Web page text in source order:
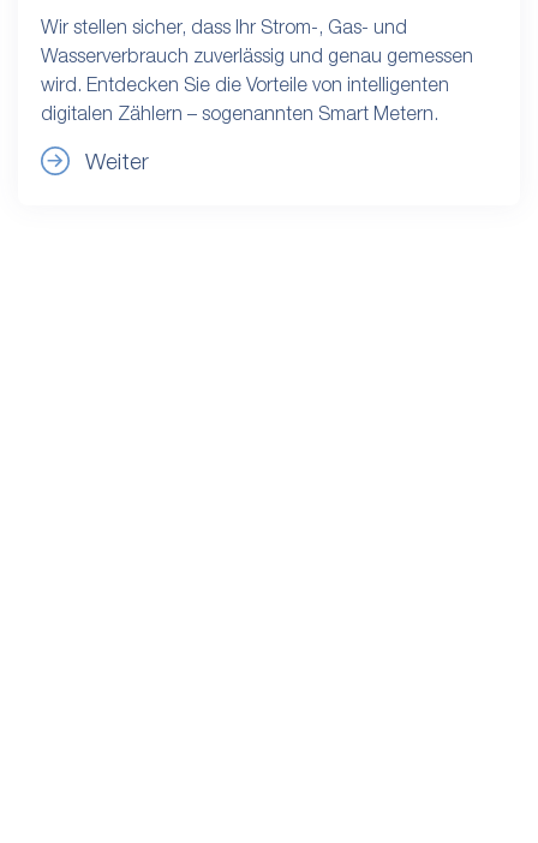
Wir stellen sicher, dass Ihr Strom-, Gas- und
Wasserverbrauch zuverlässig und genau gemessen
wird. Entdecken Sie die Vorteile von intelligenten
digitalen Zählern – sogenannten Smart Metern.
Weiter